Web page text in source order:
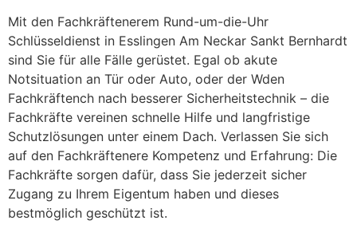
Mit den Fachkräftenerem Rund-um-die-Uhr
Schlüsseldienst in Esslingen Am Neckar Sankt Bernhardt
sind Sie für alle Fälle gerüstet. Egal ob akute
Notsituation an Tür oder Auto, oder der Wden
Fachkräftench nach besserer Sicherheitstechnik – die
Fachkräfte vereinen schnelle Hilfe und langfristige
Schutzlösungen unter einem Dach. Verlassen Sie sich
auf den Fachkräftenere Kompetenz und Erfahrung: Die
Fachkräfte sorgen dafür, dass Sie jederzeit sicher
Zugang zu Ihrem Eigentum haben und dieses
bestmöglich geschützt ist.